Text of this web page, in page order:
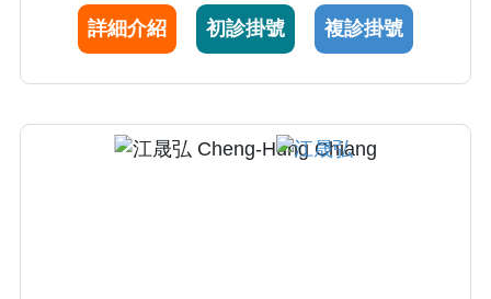
裂、前後十字韌帶重建、半月板損傷、膝關節
骨軟骨缺損、肩膀膝蓋關節沾粘解離等。
詳細介紹 初診掛號 複診掛號